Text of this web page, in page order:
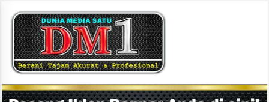
content
DM1